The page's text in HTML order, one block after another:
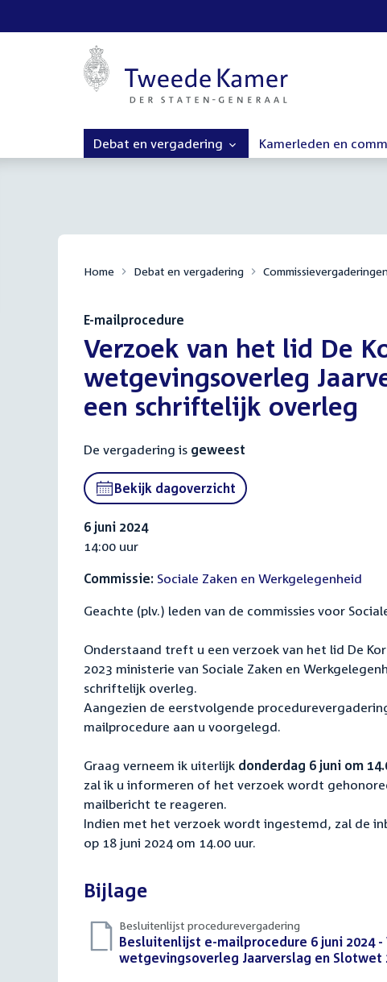
Debat en vergadering Kamerleden en
Home Debat en vergadering
E-mailprocedure
:Verzoek van het lid De
wetgevingsoverleg
een schriftelijk overleg
De vergadering is geweest
Bekijk dagoverzicht
6 juni 2024
14:00 uur
Commissie: Sociale Zaken en Werkgelegenheid
Geachte (plv.) leden van de commissies voor
Onderstaand treft u een verzoek van het lid De
2023 ministerie van Sociale Zaken en
schriftelijk overleg.
Aangezien de eerstvolgende
mailprocedure aan u voorgelegd.
Graag verneem ik uiterlijk donderdag 6 juni om
zal ik u informeren of het verzoek wordt
mailbericht te reageren.
Indien met het verzoek wordt ingestemd, zal de
op 18 juni 2024 om 14.00 uur.
Bijlage
Besluitenlijst procedurevergadering
Download
bestand:
Besluitenlijst e-mailprocedure 6 juni 2024
wetgevingsoverleg Jaarverslag en